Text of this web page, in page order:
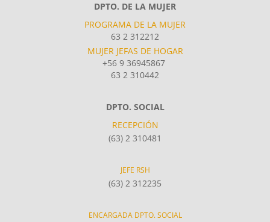
DPTO. DE LA MUJER
PROGRAMA DE LA MUJER
63 2 312212
MUJER JEFAS DE HOGAR
+56 9 36945867
63 2 310442
DPTO. SOCIAL
RECEPCIÓN
(63) 2 310481
JEFE RSH
(63) 2 312235
ENCARGADA DPTO. SOCIAL